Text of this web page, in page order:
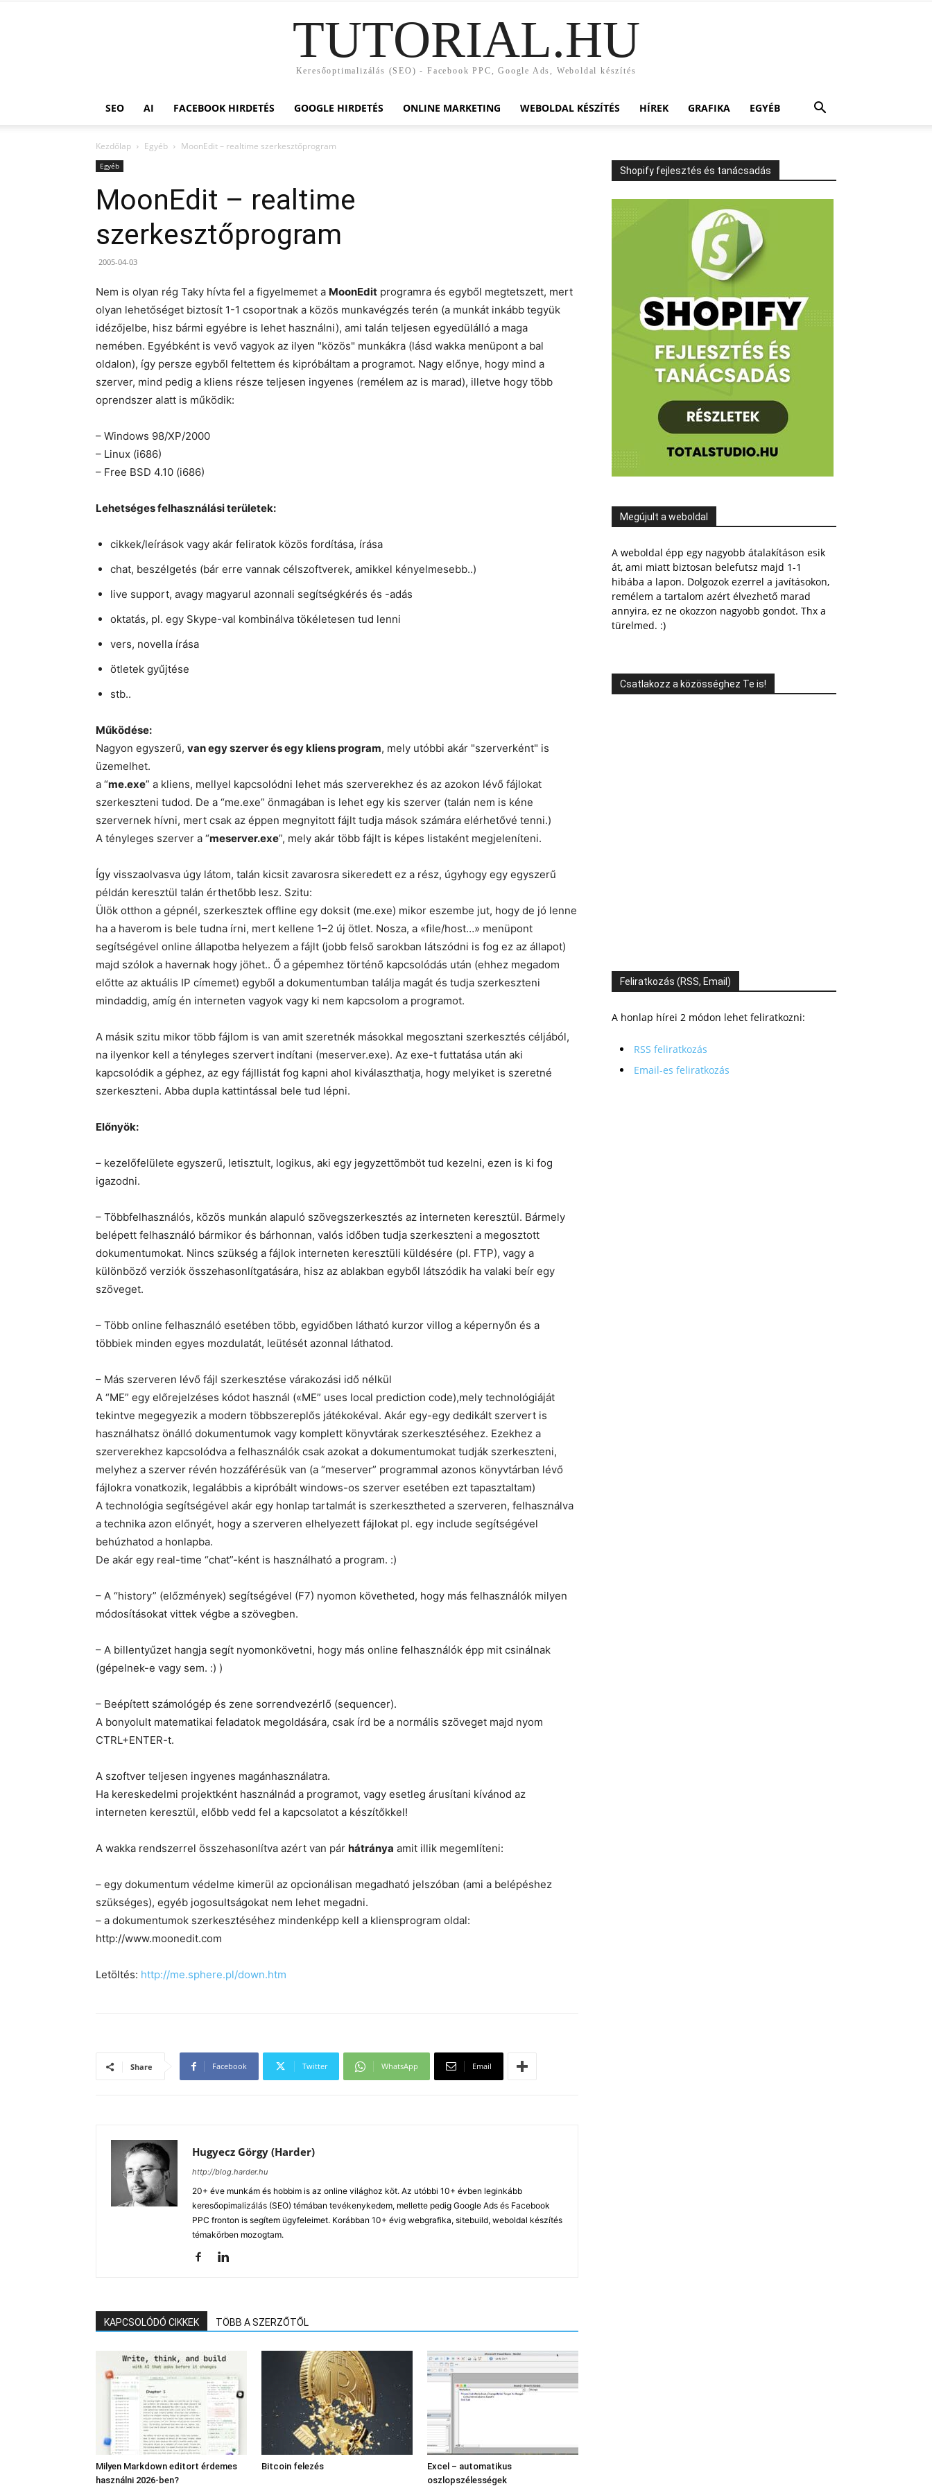
TUTORIAL.HU
Keresőoptimalizálás (SEO) - Facebook PPC, Google Ads, Weboldal készítés
SEO AI FACEBOOK HIRDETÉS GOOGLE HIRDETÉS ONLINE MARKETING WEBOLDAL KÉSZÍTÉS HÍREK GRAFIKA EGYÉB
Kezdőlap Egyéb MoonEdit – realtime szerkesztőprogram
Egyéb
MoonEdit – realtime
szerkesztőprogram
2005-04-03
Nem is olyan rég Taky hívta fel a figyelmemet a MoonEdit programra és egyből megtetszett, mert
olyan lehetőséget biztosít 1-1 csoportnak a közös munkavégzés terén (a munkát inkább tegyük
idézőjelbe, hisz bármi egyébre is lehet használni), ami talán teljesen egyedülálló a maga
nemében. Egyébként is vevő vagyok az ilyen "közös" munkákra (lásd wakka menüpont a bal
oldalon), így persze egyből feltettem és kipróbáltam a programot. Nagy előnye, hogy mind a
szerver, mind pedig a kliens része teljesen ingyenes (remélem az is marad), illetve hogy több
oprendszer alatt is működik:
– Windows 98/XP/2000
– Linux (i686)
– Free BSD 4.10 (i686)
Lehetséges felhasználási területek:
cikkek/leírások vagy akár feliratok közös fordítása, írása
chat, beszélgetés (bár erre vannak célszoftverek, amikkel kényelmesebb..)
live support, avagy magyarul azonnali segítségkérés és -adás
oktatás, pl. egy Skype-val kombinálva tökéletesen tud lenni
vers, novella írása
ötletek gyűjtése
stb..
Működése:
Nagyon egyszerű, van egy szerver és egy kliens program, mely utóbbi akár "szerverként" is
üzemelhet.
a “me.exe” a kliens, mellyel kapcsolódni lehet más szerverekhez és az azokon lévő fájlokat
szerkeszteni tudod. De a “me.exe” önmagában is lehet egy kis szerver (talán nem is kéne
szervernek hívni, mert csak az éppen megnyitott fájlt tudja mások számára elérhetővé tenni.)
A tényleges szerver a “meserver.exe”, mely akár több fájlt is képes listaként megjeleníteni.
Így visszaolvasva úgy látom, talán kicsit zavarosra sikeredett ez a rész, úgyhogy egy egyszerű
példán keresztül talán érthetőbb lesz. Szitu:
Ülök otthon a gépnél, szerkesztek offline egy doksit (me.exe) mikor eszembe jut, hogy de jó lenne
ha a haverom is bele tudna írni, mert kellene 1–2 új ötlet. Nosza, a «file/host…» menüpont
segítségével online állapotba helyezem a fájlt (jobb felső sarokban látszódni is fog ez az állapot)
majd szólok a havernak hogy jöhet.. Ő a gépemhez történő kapcsolódás után (ehhez megadom
előtte az aktuális IP címemet) egyből a dokumentumban találja magát és tudja szerkeszteni
mindaddig, amíg én interneten vagyok vagy ki nem kapcsolom a programot.
A másik szitu mikor több fájlom is van amit szeretnék másokkal megosztani szerkesztés céljából,
na ilyenkor kell a tényleges szervert indítani (meserver.exe). Az exe-t futtatása után aki
kapcsolódik a géphez, az egy fájllistát fog kapni ahol kiválaszthatja, hogy melyiket is szeretné
szerkeszteni. Abba dupla kattintással bele tud lépni.
Előnyök:
– kezelőfelülete egyszerű, letisztult, logikus, aki egy jegyzettömböt tud kezelni, ezen is ki fog
igazodni.
– Többfelhasználós, közös munkán alapuló szövegszerkesztés az interneten keresztül. Bármely
belépett felhasználó bármikor és bárhonnan, valós időben tudja szerkeszteni a megosztott
dokumentumokat. Nincs szükség a fájlok interneten keresztüli küldésére (pl. FTP), vagy a
különböző verziók összehasonlítgatására, hisz az ablakban egyből látszódik ha valaki beír egy
szöveget.
– Több online felhasználó esetében több, egyidőben látható kurzor villog a képernyőn és a
többiek minden egyes mozdulatát, leütését azonnal láthatod.
– Más szerveren lévő fájl szerkesztése várakozási idő nélkül
A “ME” egy előrejelzéses kódot használ («ME” uses local prediction code),mely technológiáját
tekintve megegyezik a modern többszereplős játékokéval. Akár egy-egy dedikált szervert is
használhatsz önálló dokumentumok vagy komplett könyvtárak szerkesztéséhez. Ezekhez a
szerverekhez kapcsolódva a felhasználók csak azokat a dokumentumokat tudják szerkeszteni,
melyhez a szerver révén hozzáférésük van (a “meserver” programmal azonos könyvtárban lévő
fájlokra vonatkozik, legalábbis a kipróbált windows-os szerver esetében ezt tapasztaltam)
A technológia segítségével akár egy honlap tartalmát is szerkesztheted a szerveren, felhasználva
a technika azon előnyét, hogy a szerveren elhelyezett fájlokat pl. egy include segítségével
behúzhatod a honlapba.
De akár egy real-time “chat”-ként is használható a program. :)
– A “history” (előzmények) segítségével (F7) nyomon követheted, hogy más felhasználók milyen
módosításokat vittek végbe a szövegben.
– A billentyűzet hangja segít nyomonkövetni, hogy más online felhasználók épp mit csinálnak
(gépelnek-e vagy sem. :) )
– Beépített számológép és zene sorrendvezérlő (sequencer).
A bonyolult matematikai feladatok megoldására, csak írd be a normális szöveget majd nyom
CTRL+ENTER-t.
A szoftver teljesen ingyenes magánhasználatra.
Ha kereskedelmi projektként használnád a programot, vagy esetleg árusítani kívánod az
interneten keresztül, előbb vedd fel a kapcsolatot a készítőkkel!
A wakka rendszerrel összehasonlítva azért van pár hátránya amit illik megemlíteni:
– egy dokumentum védelme kimerül az opcionálisan megadható jelszóban (ami a belépéshez
szükséges), egyéb jogosultságokat nem lehet megadni.
– a dokumentumok szerkesztéséhez mindenképp kell a kliensprogram oldal:
http://www.moonedit.com
Letöltés: http://me.sphere.pl/down.htm
Share Facebook Twitter WhatsApp Email
Hugyecz Görgy (Harder)
http://blog.harder.hu
20+ éve munkám és hobbim is az online világhoz köt. Az utóbbi 10+ évben leginkább
keresőopimalizálás (SEO) témában tevékenykedem, mellette pedig Google Ads és Facebook
PPC fronton is segítem ügyfeleimet. Korábban 10+ évig webgrafika, sitebuild, weboldal készítés
témakörben mozogtam.
KAPCSOLÓDÓ CIKKEK TÖBB A SZERZŐTŐL
Milyen Markdown editort érdemes
használni 2026-ben?
Bitcoin felezés
Excel – automatikus
oszlopszélességek
Shopify fejlesztés és tanácsadás
Megújult a weboldal
A weboldal épp egy nagyobb átalakításon esik
át, ami miatt biztosan belefutsz majd 1-1
hibába a lapon. Dolgozok ezerrel a javításokon,
remélem a tartalom azért élvezhető marad
annyira, ez ne okozzon nagyobb gondot. Thx a
türelmed. :)
Csatlakozz a közösséghez Te is!
Feliratkozás (RSS, Email)
A honlap hírei 2 módon lehet feliratkozni:
RSS feliratkozás
Email-es feliratkozás